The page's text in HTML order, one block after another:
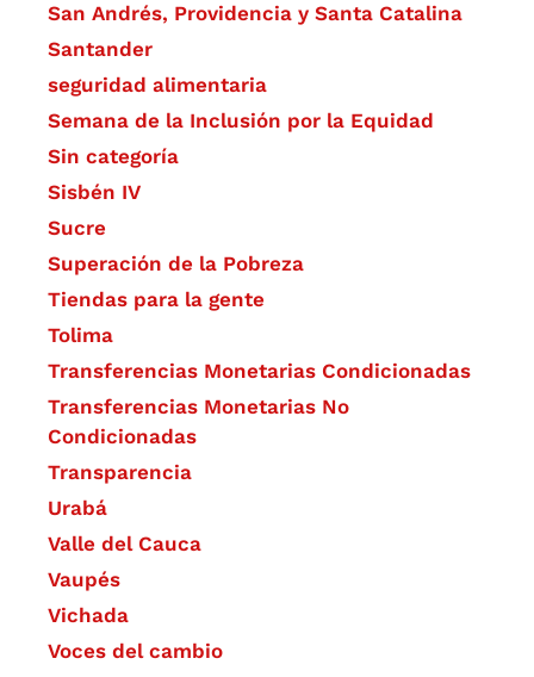
San Andrés, Providencia y Santa Catalina
Santander
seguridad alimentaria
Semana de la Inclusión por la Equidad
Sin categoría
Sisbén IV
Sucre
Superación de la Pobreza
Tiendas para la gente
Tolima
Transferencias Monetarias Condicionadas
Transferencias Monetarias No
Condicionadas
Transparencia
Urabá
Valle del Cauca
Vaupés
Vichada
Voces del cambio